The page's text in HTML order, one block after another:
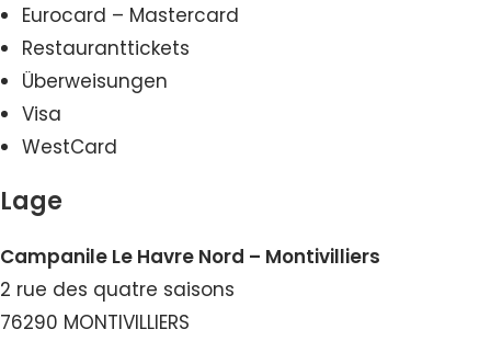
Eurocard – Mastercard
Restauranttickets
Überweisungen
Visa
WestCard
Lage
Campanile Le Havre Nord – Montivilliers
2 rue des quatre saisons
76290 MONTIVILLIERS